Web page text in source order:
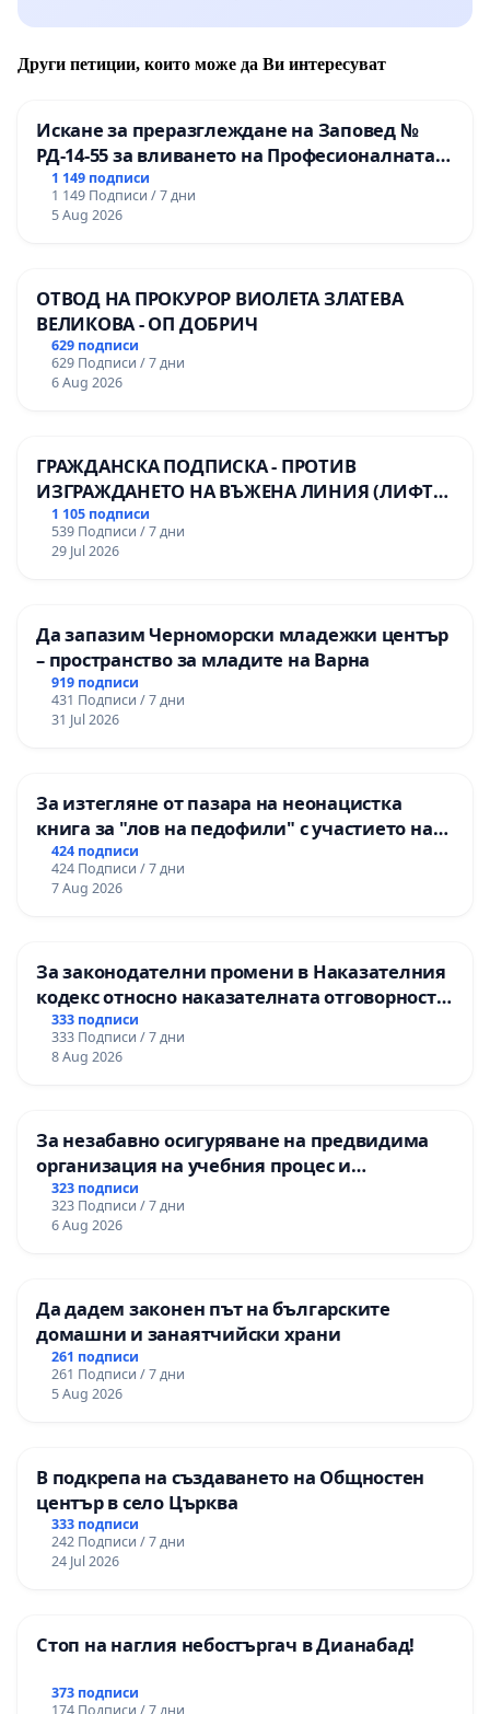
Други петиции, които може да Ви интересуват
Искане за преразглеждане на Заповед №
РД-14-55 за вливането на Професионалната
гимназия по промишлени технологии в
Професионалната гимназия по икономика и
мениджмънт – гр. Пазарджик
1 149 подписи
1 149 Подписи / 7 дни
5 Aug 2026
ОТВОД НА ПРОКУРОР ВИОЛЕТА ЗЛАТЕВА
ВЕЛИКОВА - ОП ДОБРИЧ
629 подписи
629 Подписи / 7 дни
6 Aug 2026
ГРАЖДАНСКА ПОДПИСКА - ПРОТИВ
ИЗГРАЖДАНЕТО НА ВЪЖЕНА ЛИНИЯ (ЛИФТ)
НА ТЕРИТОРИЯТА НА ПРИРОДНА
ЗАБЕЛЕЖИТЕЛНОСТ „ХЪЛМ НА
ОСВОБОДИТЕЛИТЕ“ (БУНАРДЖИК)
1 105 подписи
539 Подписи / 7 дни
29 Jul 2026
Да запазим Черноморски младежки център
– пространство за младите на Варна
919 подписи
431 Подписи / 7 дни
31 Jul 2026
За изтегляне от пазара на неонацистка
книга за "лов на педофили" с участието на
деца
424 подписи
424 Подписи / 7 дни
7 Aug 2026
За законодателни промени в Наказателния
кодекс относно наказателната отговорност
на непълнолетните при особено тежки
умишлени престъпления
333 подписи
333 Подписи / 7 дни
8 Aug 2026
За незабавно осигуряване на предвидима
организация на учебния процес и
гарантиране на правото на равнопоставено
и качествено образование на учениците от
ОУ „Княз Александър I“ и Хуманитарна
323 подписи
323 Подписи / 7 дни
6 Aug 2026
Да дадем законен път на българските
домашни и занаятчийски храни
261 подписи
261 Подписи / 7 дни
5 Aug 2026
В подкрепа на създаването на Общностен
център в село Църква
333 подписи
242 Подписи / 7 дни
24 Jul 2026
Стоп на наглия небостъргач в Дианабад!
373 подписи